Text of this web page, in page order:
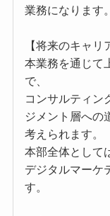
業務になります。
【将来のキャリ
本業務を通じて
で、
コンサルティン
ジメント層への
考えられます。
本部全体として
デジタルマーケ
す。